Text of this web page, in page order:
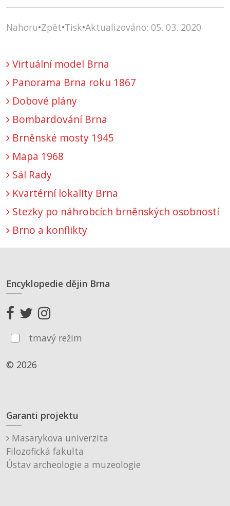
Nahoru•Zpět•Tisk•Aktualizováno: 05. 03. 2020
Virtuální model Brna
Panorama Brna roku 1867
Dobové plány
Bombardování Brna
Brněnské mosty 1945
Mapa 1968
Sál Rady
Kvartérní lokality Brna
Stezky po náhrobcích brněnských osobností
Brno a konflikty
Encyklopedie dějin Brna
tmavý režim
© 2026
Garanti projektu
Masarykova univerzita
Filozofická fakulta
Ústav archeologie a muzeologie